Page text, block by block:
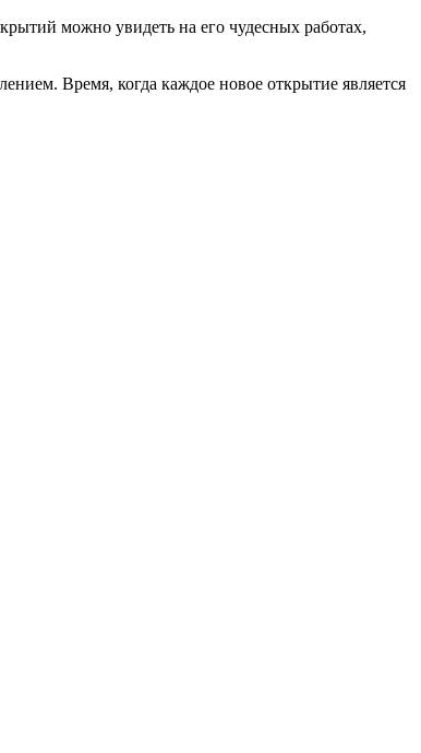
можно увидеть на его чудесных работах,
Время, когда каждое новое открытие является